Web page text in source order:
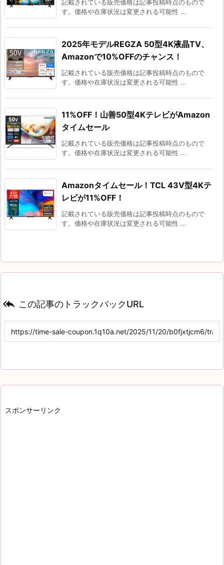
記載されている販売価格は記事投稿時点のもので
す。価格や在庫状況は変更される可能性 ...
2025年モデルREGZA 50型4K液晶TV、
Amazonで10%OFFのチャンス！
記載されている販売価格は記事投稿時点のもので
す。価格や在庫状況は変更される可能性 ...
11%OFF！山善50型4KテレビがAmazon
タイムセール
記載されている販売価格は記事投稿時点のもので
す。価格や在庫状況は変更される可能性 ...
Amazonタイムセール！TCL 43V型4Kテ
レビが11%OFF！
記載されている販売価格は記事投稿時点のもので
す。価格や在庫状況は変更される可能性 ...
 この記事のトラックバックURL
スポンサーリンク